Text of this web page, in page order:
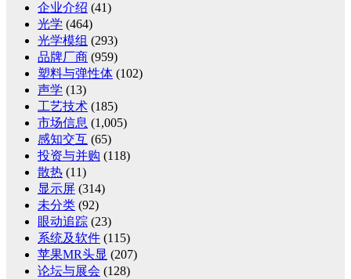
企业介绍 (41)
光学 (464)
光学模组 (293)
品牌厂商 (959)
塑料与弹性体 (102)
声学 (13)
工艺技术 (185)
市场信息 (1,005)
感知交互 (65)
投资与并购 (118)
散热 (11)
显示屏 (314)
未分类 (92)
眼动追踪 (23)
系统及软件 (115)
苹果MR头显 (207)
论坛与展会 (128)